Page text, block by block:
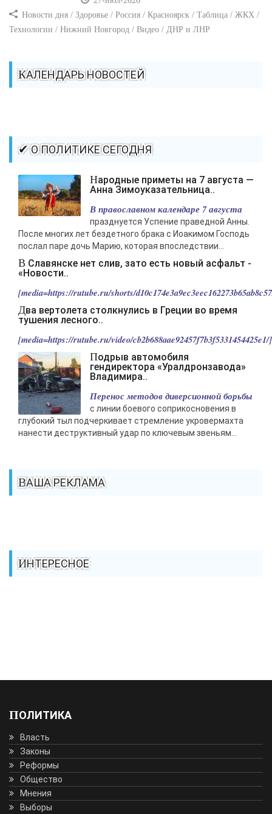
Новости дня / Здоровье / Россия / Красноярск / Таблица / ЖКХ /
Технологии / Нижний Новгород / Видео / ДНР и ЛНР
КАЛЕНДАРЬ НОВОСТЕЙ
✔ О ПОЛИТИКЕ СЕГОДНЯ
Народные приметы на 7 августа —
Анна Зимоуказательница..
В православном календаре 7 августа
празднуется Успение праведной Анны.
После многих лет бездетного брака с Иоакимом Господь
послал паре дочь Марию, которая впоследствии...
В Славянске нет слив, зато есть новый асфальт -
«Новости..
[media=https://rutube.ru/shorts/
Два вертолета столкнулись в Греции во время
тушения лесного..
[media=https://rutube.ru/video/
Подрыв автомобиля
гендиректора «Уралдронзавода»
Владимира..
Перенос методов диверсионной борьбы
с линии боевого соприкосновения в
глубокий тыл подчеркивает стремление укровермахта
нанести деструктивный удар по ключевым звеньям...
ВАША РЕКЛАМА
ИНТЕРЕСНОЕ
ПОЛИТИКА
Власть
Законы
Реформы
Общество
Мнения
Выборы